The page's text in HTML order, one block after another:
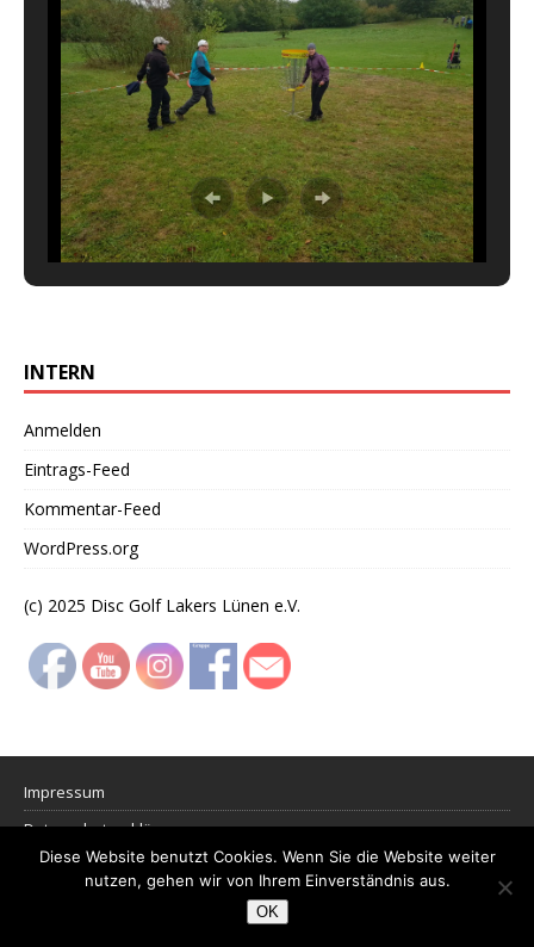
INTERN
Anmelden
Eintrags-Feed
Kommentar-Feed
WordPress.org
(c) 2025 Disc Golf Lakers Lünen e.V.
Impressum
Datenschutzerklärung
Copyright © 2026 | WordPress Theme von
Diese Website benutzt Cookies. Wenn Sie die Website weiter
nutzen, gehen wir von Ihrem Einverständnis aus.
OK